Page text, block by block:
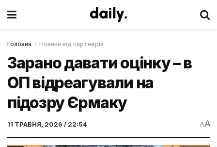
Головна Новини від партнерів
Зарано давати оцінку – в
ОП відреагували на
підозру Єрмаку
11 ТРАВНЯ, 2026 / 22:54 AA